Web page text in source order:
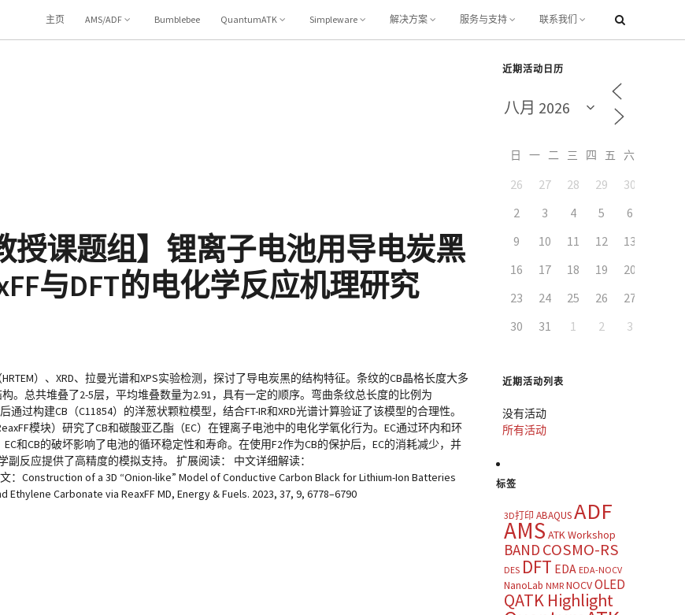
主页 AMS/ADF Bumblebee QuantumATK Simpleware 解决方案 服务与支持 联系我们
授课题组】锂离子电池用导电炭黑
与DFT的电化学反应机理研究
）、XRD、拉曼光谱和XPS实验检测，探讨了导电炭黑的结构特征。条纹的CB晶格长度大多
。总共堆叠了2-5层，平均堆叠数量为2.91，具有一定的顺序。弯曲条纹总长度的比例为
过构建CB（C11854）的洋葱状颗粒模型，结合FT-IR和XRD光谱计算验证了该模型的合理性。
模块）研究了CB和碳酸亚乙酯（EC）在锂离子电池中的电化学氧化行为。EC通过环内和环
和CB的破坏影响了电池的循环稳定性和寿命。在使用F2作为CB的保护后，EC的消耗减少，并
副反应提供了高精度的模拟支持。 扩展阅读： 中文详细解读：
Construction of a 3D “Onion-like” Model of Conductive Carbon Black for Lithium-Ion Batteries
Carbonate via ReaxFF MD, Energy & Fuels. 2023, 37, 9, 6778–6790
近期活动日历
日 一 二 三 四 五
26 27 28 29 30
2
3 4 5 6
9
10 11 12 13
16
17 18 19 20
23
24 25 26 27
30
31 1 2 3
近期活动列表
没有活动
所有活动
标签
3D打印 ABAQUSADF
AMS ATK Workshop
BAND COSMO-RS
DES DFT EDA EDA-NOCV
NanoLab NMR NOCVOLED
QATK Highlight